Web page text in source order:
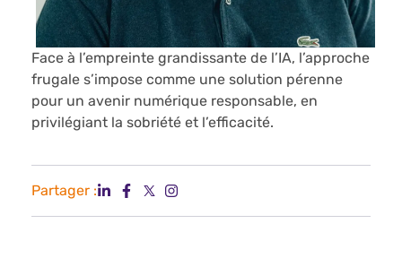
Face à l’empreinte grandissante de l’IA, l’approche
frugale s’impose comme une solution pérenne
pour un avenir numérique responsable, en
privilégiant la sobriété et l’efficacité.
Partager :